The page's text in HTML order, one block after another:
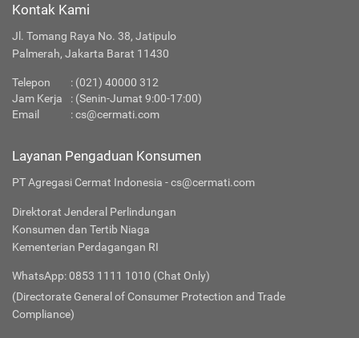
Kontak Kami
Jl. Tomang Raya No. 38, Jatipulo
Palmerah, Jakarta Barat 11430
Telepon : (021) 40000 312
Jam Kerja
: (Senin-Jumat 9:00-17:00)
Email
:cs@cermati.com
Layanan Pengaduan Konsumen
PT Agregasi Cermat Indonesia - cs@cermati.com
Direktorat Jenderal Perlindungan
Konsumen dan Tertib Niaga
Kementerian Perdagangan RI
WhatsApp: 0853 1111 1010 (Chat Only)
(Directorate General of Consumer Protection and Trade
Compliance)